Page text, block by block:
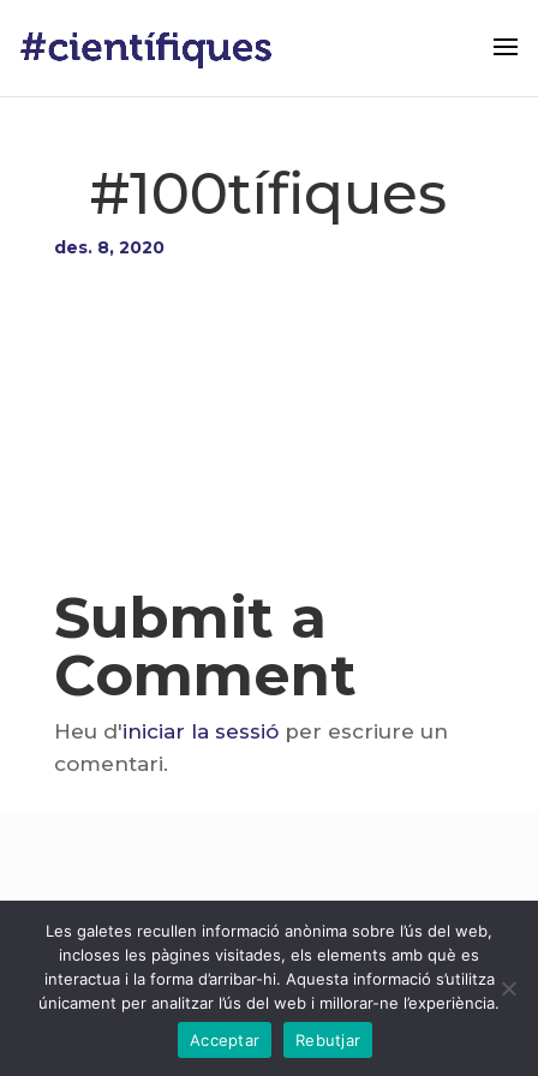
#100tífiques
des. 8, 2020
Submit a
Comment
Heu d'iniciar la sessióper escriure un
comentari.
Les galetes recullen informació anònima sobre l’ús del web,
incloses les pàgines visitades, els elements amb què es
interactua i la forma d’arribar-hi. Aquesta informació s’utilitza
únicament per analitzar l’ús del web i millorar-ne l’experiència.
Acceptar
Rebutjar